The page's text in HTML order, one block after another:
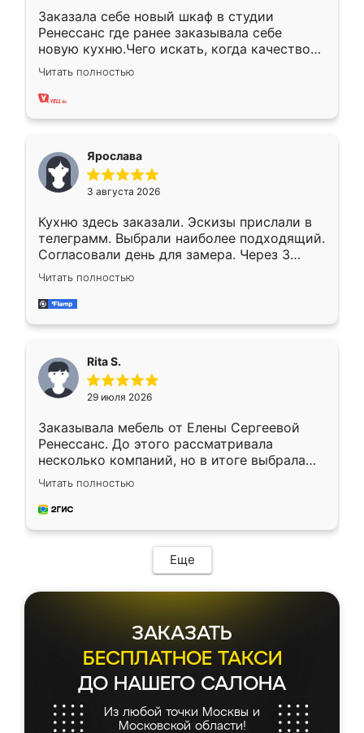
Заказала себе новый шкаф в студии
Ренессанс где ранее заказывала себе
новую кухню.Чего искать, когда качеством
вполне довольна. Служит кухня уже почти
два года, нареканий нет.
Читать полностью
Ярослава
3 августа 2026
Кухню здесь заказали. Эскизы прислали в
телеграмм. Выбрали наиболее подходящий.
Согласовали день для замера. Через 3
недели кухня была уже готова. Остались
довольны работой. Спасибо Ренессанс
мебель за качественную работу!
Читать полностью
Rita S.
29 июля 2026
Заказывала мебель от Елены Сергеевой
Ренессанс. До этого рассматривала
несколько компаний, но в итоге выбрала
эту. Сначала обговорили условия, потом
приехал замерщик, всё спокойно объяснил
и снял размеры. Изготовили в срок, с
мебель сразу встала на свое место без
каких-либо доработок. Качеством осталась
довольна, все выглядит так, как и ожидала.
Читать полностью
Еще
ЗАКАЗАТЬ
БЕСПЛАТНОЕ ТАКСИ
ДО НАШЕГО САЛОНА
Из любой точки Москвы и
Московской области!